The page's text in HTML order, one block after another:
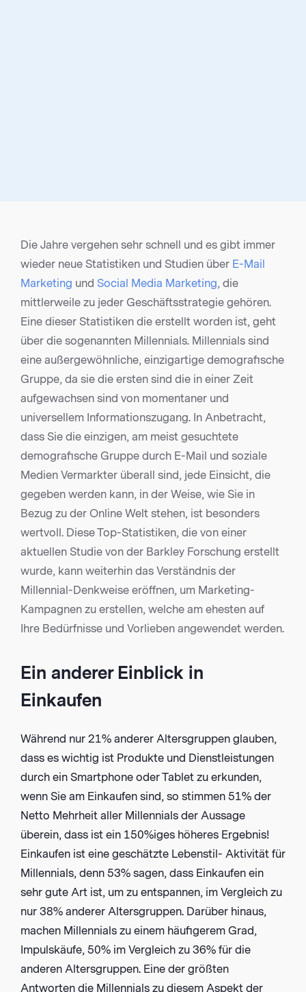
Die Jahre vergehen sehr schnell und es gibt immer
wieder neue Statistiken und Studien über E-Mail
Marketing und Social Media Marketing, die
mittlerweile zu jeder Geschäftsstrategie gehören.
Eine dieser Statistiken die erstellt worden ist, geht
über die sogenannten Millennials. Millennials sind
eine außergewöhnliche, einzigartige demografische
Gruppe, da sie die ersten sind die in einer Zeit
aufgewachsen sind von momentaner und
universellem Informationszugang. In Anbetracht,
dass Sie die einzigen, am meist gesuchtete
demografische Gruppe durch E-Mail und soziale
Medien Vermarkter überall sind, jede Einsicht, die
gegeben werden kann, in der Weise, wie Sie in
Bezug zu der Online Welt stehen, ist besonders
wertvoll. Diese Top-Statistiken, die von einer
aktuellen Studie von der Barkley Forschung erstellt
wurde, kann weiterhin das Verständnis der
Millennial-Denkweise eröffnen, um Marketing-
Kampagnen zu erstellen, welche am ehesten auf
Ihre Bedürfnisse und Vorlieben angewendet werden.
Ein anderer Einblick in
Einkaufen
Während nur 21% anderer Altersgruppen glauben,
dass es wichtig ist Produkte und Dienstleistungen
durch ein Smartphone oder Tablet zu erkunden,
wenn Sie am Einkaufen sind, so stimmen 51% der
Netto Mehrheit aller Millennials der Aussage
überein, dass ist ein 150%iges höheres Ergebnis!
Einkaufen ist eine geschätzte Lebenstil- Aktivität für
Millennials, denn 53% sagen, dass Einkaufen ein
sehr gute Art ist, um zu entspannen, im Vergleich zu
nur 38% anderer Altersgruppen. Darüber hinaus,
machen Millennials zu einem häufigerem Grad,
Impulskäufe, 50% im Vergleich zu 36% für die
anderen Altersgruppen. Eine der größten
Antworten die Millennials zu diesem Aspekt der